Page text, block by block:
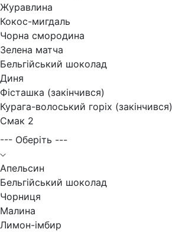
Журавлина
Кокос-мигдаль
Чорна смородина
Зелена матча
Бельгійський шоколад
Диня
Фісташка (закінчився)
Курага-волоський горіх (закінчився)
Смак 2
--- Оберіть ---
Апельсин
Бельгійський шоколад
Чорниця
Малина
Лимон-імбир